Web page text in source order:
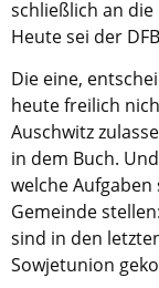
schließlich an die
Heute sei der
Die eine,
heute freilich
Auschwitz
in dem Buch.
welche
Gemeinde
sind in den
Sowjetunion